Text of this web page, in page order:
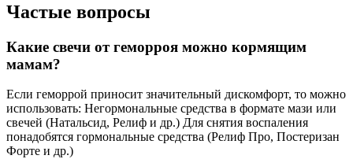
Частые вопросы
Какие свечи от геморроя можно кормящим
мамам?
Если геморрой приносит значительный дискомфорт, то можно
использовать: Негормональные средства в формате мази или
свечей (Натальсид, Релиф и др.) Для снятия воспаления
понадобятся гормональные средства (Релиф Про, Постеризан
Форте и др.)